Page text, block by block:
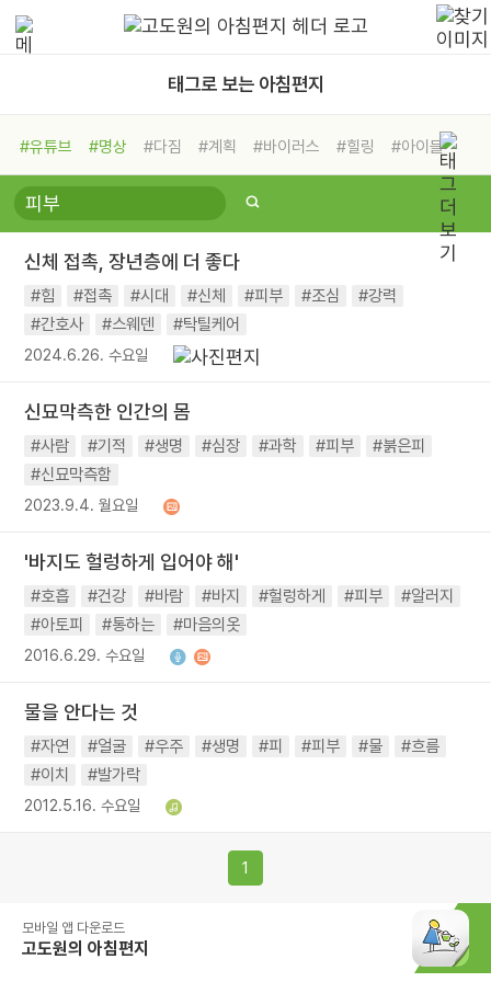
태그로 보는 아침편지
#유튜브 #명상 #다짐 #계획 #바이러스 #힐링
#아이들
#비전캠프
#독서캠프 #삶
#희망
#나눔 #친구 #링컨학교
#독서
#건강 #면역력
신체 접촉, 장년층에 더 좋다
#힘 #접촉 #시대 #신체 #피부 #조심
#강력
#간호사
#스웨덴 #탁틸케어
2024.6.26. 수요일
신묘막측한 인간의 몸
#사람 #기적 #생명 #심장 #과학 #피부
#붉은피
#신묘막측함
2023.9.4. 월요일
'바지도 헐렁하게 입어야 해'
#호흡 #건강 #바람 #바지 #헐렁하게 #피부
#알러지
#아토피
#통하는 #마음의옷
2016.6.29. 수요일
물을 안다는 것
#자연 #얼굴 #우주 #생명 #피 #피부 #물
#흐름
#이치
#발가락
2012.5.16. 수요일
1
모바일 앱 다운로드
고도원의 아침편지